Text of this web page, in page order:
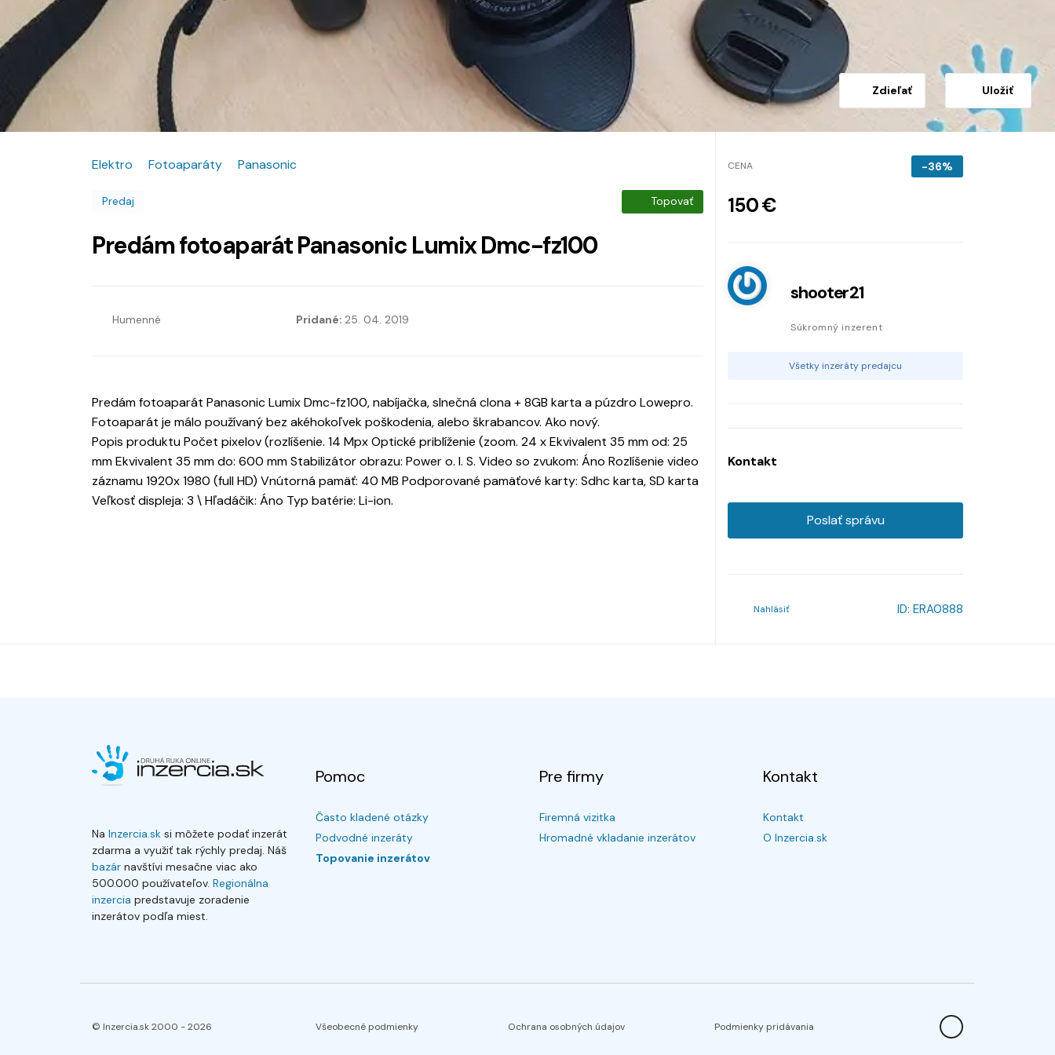
Zdieľať Uložiť
Elektro Fotoaparáty Panasonic
Predaj Topovať
Predám fotoaparát Panasonic Lumix Dmc-fz100
Humenné Pridané: 25. 04. 2019
Predám fotoaparát Panasonic Lumix Dmc-fz100, nabíjačka, slnečná clona + 8GB karta a púzdro Lowepro.
Fotoaparát je málo používaný bez akéhokoľvek poškodenia, alebo škrabancov. Ako nový.
Popis produktu Počet pixelov (rozlíšenie. 14 Mpx Optické priblíženie (zoom. 24 x Ekvivalent 35 mm od: 25
mm Ekvivalent 35 mm do: 600 mm Stabilizátor obrazu: Power o. I. S. Video so zvukom: Áno Rozlíšenie video
záznamu 1920x 1980 (full HD) Vnútorná pamäť: 40 MB Podporované pamäťové karty: Sdhc karta, SD karta
Veľkosť displeja: 3 \ Hľadáčik: Áno Typ batérie: Li-ion.
CENA -36%
150 €
shooter21
Súkromný inzerent
Všetky inzeráty predajcu
Kontakt
Poslať správu
Nahlásiť ID: ERA0888
Na Inzercia.sk si môžete podať inzerát
zdarma a využiť tak rýchly predaj. Náš
bazár navštívi mesačne viac ako
500.000 používateľov. Regionálna
inzercia predstavuje zoradenie
inzerátov podľa miest.
Pomoc
Často kladené otázky
Podvodné inzeráty
Topovanie inzerátov
Pre firmy
Firemná vizitka
Hromadné vkladanie inzerátov
Kontakt
Kontakt
O Inzercia.sk
© Inzercia.sk 2000 -2026 Všeobecné podmienky Ochrana osobných údajov Podmienky pridávania